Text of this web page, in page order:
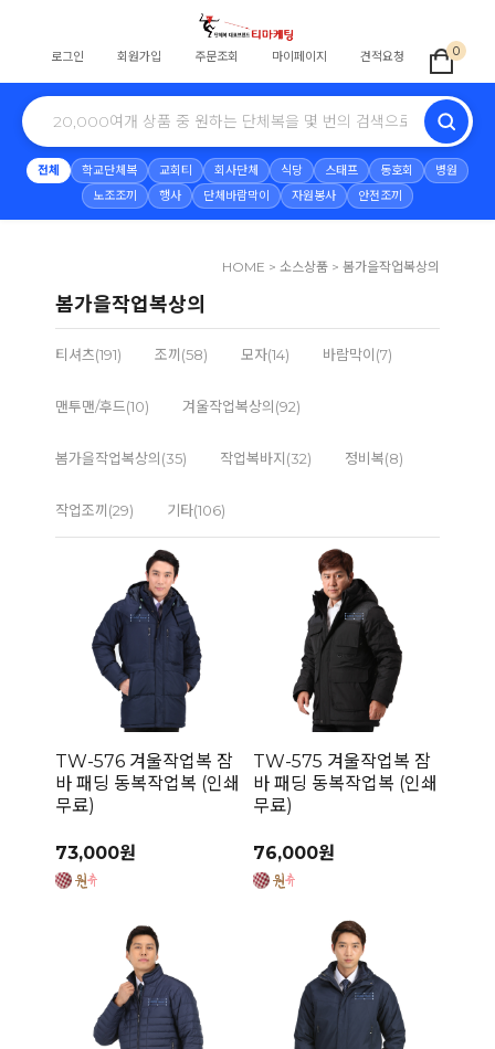
로그인 회원가입 주문조회 마이페이지 견적요청 0
전체 학교단체복 교회티 회사단체 식당 스태프 동호회
병원
노조조끼
행사 단체바람막이 자원봉사 안전조끼
HOME > 소스상품 > 봄가을작업복상의
봄가을작업복상의
티셔츠(191) 조끼(58) 모자(14) 바람막이(7)
맨투맨/후드(10) 겨울작업복상의(92)
봄가을작업복상의(35) 작업복바지(32) 정비복(8)
작업조끼(29) 기타(106)
TW-576 겨울작업복 잠
바 패딩 동복작업복 (인쇄
무료)
73,000원
TW-575 겨울작업복 잠
바 패딩 동복작업복 (인쇄
무료)
76,000원